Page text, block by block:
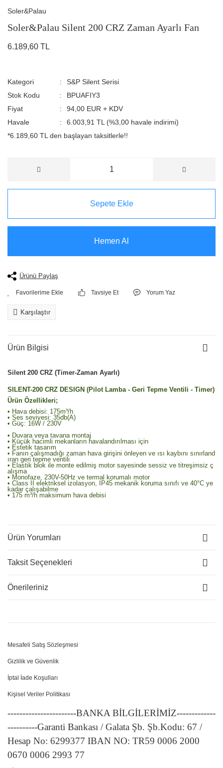
Soler&Palau
Soler&Palau Silent 200 CRZ Zaman Ayarlı Fan
6.189,60 TL
Kategori
S&P Silent Serisi
Stok Kodu
BPUAFIY3
Fiyat
94,00 EUR + KDV
Havale
6.003,91 TL (%3,00 havale indirimi)
*6.189,60 TL den başlayan taksitlerle!!
Sepete Ekle
Hemen Al
Ürünü Paylaş
Tavsiye Et Yorum Yaz
Karşılaştır
Ürün Bilgisi
Silent 200 CRZ (Timer-Zaman Ayarlı)
SILENT-200 CRZ DESIGN (Pilot Lamba - Geri Tepme Ventili - Timer)
Ürün Özellikleri;
• Hava debisi: 175m³/h
• Ses seviyesi: 35db(A)
• Güç: 16W / 230V
• Duvara veya tavana montaj
• Küçük hacimli mekanların havalandırılması için
• Estetik tasarım
• Fanın çalışmadığı zaman hava girişini önleyen ve ısı kaybını sınırland
ıran geri tepme ventili
• Elastik blok ile monte edilmiş motor sayesinde sessiz ve titreşimsiz ç
alışma
• Monofaze, 230V-50Hz ve termal korumalı motor
• Class II elektriksel izolasyon, IP45 mekanik koruma sınıfı ve 40°C ye
kadar çalışabilme
• 175 m³/h maksimum hava debisi
Ürün Yorumları
Taksit Seçenekleri
Önerileriniz
Mesafeli Satış Sözleşmesi
Gizlilik ve Güvenlik
İptal İade Koşulları
Kişisel Veriler Politikası
-----------------------BANKA BİLGİLERİMİZ-------------
----------Garanti Bankası / Galata Şb. Şb.Kodu: 67 /
Hesap No: 6299377 IBAN NO: TR59 0006 2000
0670 0006 2993 77